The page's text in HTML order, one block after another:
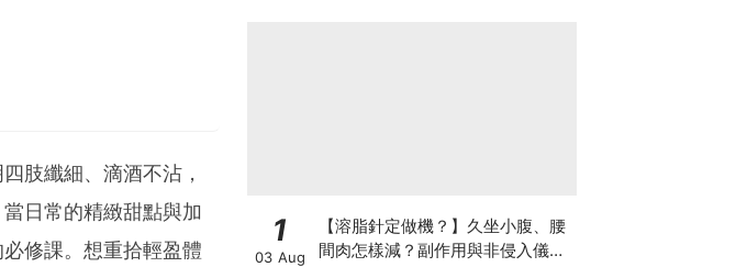
肢纖細、滴酒不沾，
日常的精緻甜點與加
修課。想重拾輕盈體
1
03 Aug
【溶脂針定做機？】久坐小腹、腰
間肉怎樣減？副作用與非侵入儀器